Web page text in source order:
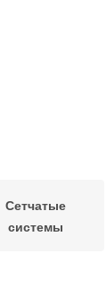
Сетчатые
системы